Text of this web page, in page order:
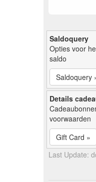
Saldoquery
Opties voor
saldo
Saldoquery
Details
voorwaarden
Gift Card »
Last Update: